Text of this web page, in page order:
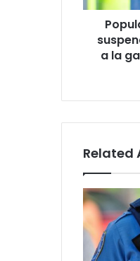
a
gasolina,
mejora la
Related